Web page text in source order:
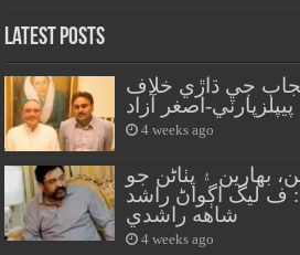
Latest Posts
جي ڌاڙي خلاف
اصغر آزاد
4 weeks ago
۽ پٺاڻن جو
ف ليگ اڳواڻ راشد
شاهه راشدي
4 weeks ago